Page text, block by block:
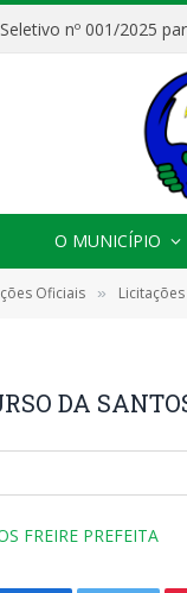
O MUNICÍPIO
Oficiais » Licitações
DA
FREIRE PREFEITA